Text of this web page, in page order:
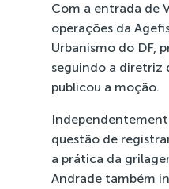
Com a entrada de
operações da
Urbanismo do DF,
seguindo a diretriz
publicou a moção.
questão de
a prática da
Andrade também